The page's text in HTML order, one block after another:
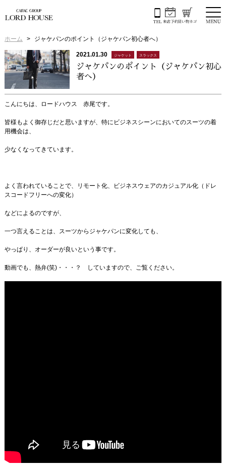
ホーム ジャケパンのポイント（ジャケパン初心者へ）
2021.01.30 ジャケット スラックス
ジャケパンのポイント（ジャケパン初心
者へ）
こんにちは、ロードハウス 赤尾です。
皆様もよく御存じだと思いますが、特にビジネスシーンにおいてのスーツの着
用機会は、
少なくなってきています。
よく言われていることで、リモート化、ビジネスウェアのカジュアル化（ドレ
スコードフリーへの変化）
などによるのですが、
一つ言えることは、スーツからジャケパンに変化しても、
やっぱり、オーダーが良いという事です。
動画でも、熱弁(笑)・・・？ していますので、ご覧ください。